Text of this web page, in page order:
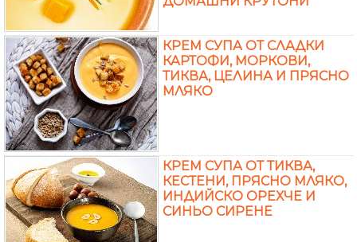
КРЕМ СУПА ОТ СЛАДКИ
КАРТОФИ, МОРКОВИ,
ТИКВА, ЦЕЛИНА И ПРЯСНО
МЛЯКО
КРЕМ СУПА ОТ ТИКВА,
КЕСТЕНИ, ПРЯСНО МЛЯКО,
ИНДИЙСКО ОРЕХЧЕ И
СИНЬО СИРЕНЕ